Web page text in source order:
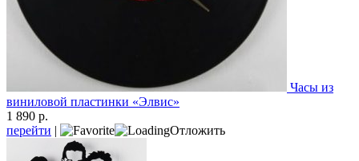
Часы из
виниловой пластинки «Элвис»
1 890 р.
перейти | Отложить